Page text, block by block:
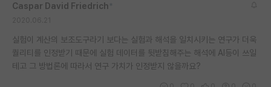
Caspar David Friedrich
실험이 계산의 보조도구라기 보다는 실험과 해석을 일치시키는 연구가 더욱
퀄리티를 인정받기 때문에 실험 데이터를 뒷받침해주는 해석에 AI등이 쓰일
테고 그 방법론에 따라서 연구 가치가 인정받지 않을까요?